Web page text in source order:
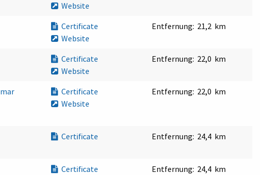
Website
Certificate
Website
Entfernung: 21,2 km
Certificate
Website
Entfernung: 22,0 km
Certificate
Website
Entfernung: 22,0 km
Certificate Entfernung: 24,4 km
Certificate
Entfernung: 24,4 km